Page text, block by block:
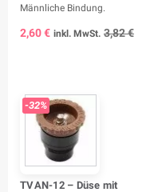
Männliche Bindung.
2,60 € inkl. MwSt. 3,82 €
-32%
TVAN-12 – Düse mit